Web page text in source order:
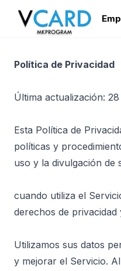
Política de Privacidad
Última actualización:
Esta Política de
políticas y
uso y la divulgación de
cuando utiliza el
derechos de
Utilizamos sus datos
y mejorar el Servicio.